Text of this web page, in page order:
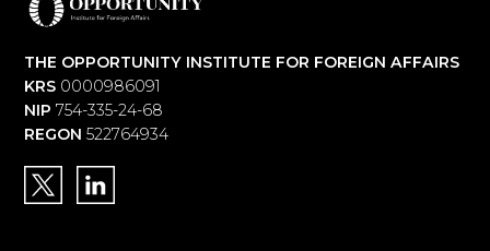
THE OPPORTUNITY INSTITUTE FOR FOREIGN AFFAIRS
KRS0000986091
NIP 754-335-24-68
REGON 522764934